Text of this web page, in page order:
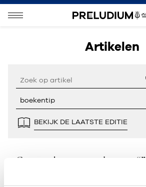
Artikelen
BEKIJK DE LAATSTE EDITIE
Geen resultaten gevonden voor “”.